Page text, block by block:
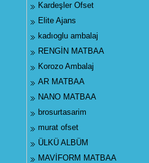
Kardeşler Ofset
Elite Ajans
kadıoglu ambalaj
RENGİN MATBAA
Korozo Ambalaj
AR MATBAA
NANO MATBAA
brosurtasarim
murat ofset
ÜLKÜ ALBÜM
MAVİFORM MATBAA